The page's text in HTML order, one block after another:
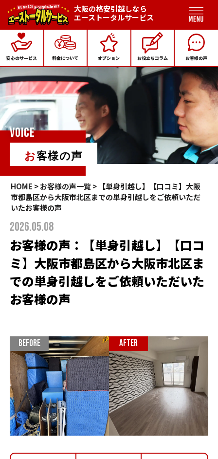
大阪の格安引越しなら
エーストータルサービス
安心のサービス 料金について オプション お役立ちコラム お客様の声
VOICE
お客様の声
HOME >お客様の声一覧> 【単身引越し】【口コミ】大阪
市都島区から大阪市北区までの単身引越しをご依頼いただ
いたお客様の声
2026.05.08
お客様の声：【単身引越し】【口コ
ミ】大阪市都島区から大阪市北区ま
での単身引越しをご依頼いただいた
お客様の声